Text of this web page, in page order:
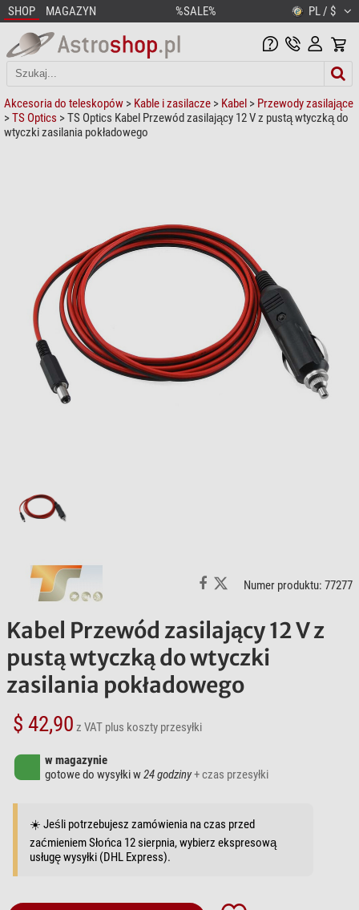
SHOP MAGAZYN %SALE% PL / $
Akcesoria do teleskopów > Kable i zasilacze > Kabel > Przewody zasilające
>TS Optics > TS Optics Kabel Przewód zasilający 12 V z pustą wtyczką do
wtyczki zasilania pokładowego
Numer produktu: 77277
Kabel Przewód zasilający 12 V z
pustą wtyczką do wtyczki
zasilania pokładowego
$ 42,90 z VAT plus koszty przesyłki
w magazynie
gotowe do wysyłki w24 godziny+ czas przesyłki
☀️ Jeśli potrzebujesz zamówienia na czas przed
zaćmieniem Słońca 12 sierpnia, wybierz ekspresową
usługę wysyłki (DHL Express).